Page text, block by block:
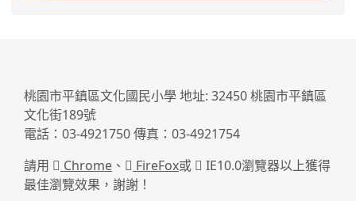
桃園市平鎮區文化國民小學 地址: 32450 桃園市平鎮區
文化街189號
電話：03-4921750 傳真：03-4921754
請用
Chrome 、 FireFox或
IE10.0瀏覽器以上獲得
最佳瀏覽效果，謝謝！